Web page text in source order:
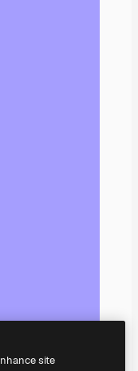
site